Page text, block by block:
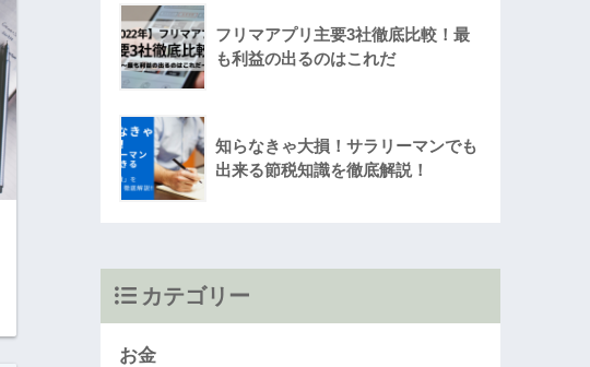
フリマアプリ主要3社徹底比較！最
も利益の出るのはこれだ
知らなきゃ大損！サラリーマンでも
出来る節税知識を徹底解説！
カテゴリー
お金